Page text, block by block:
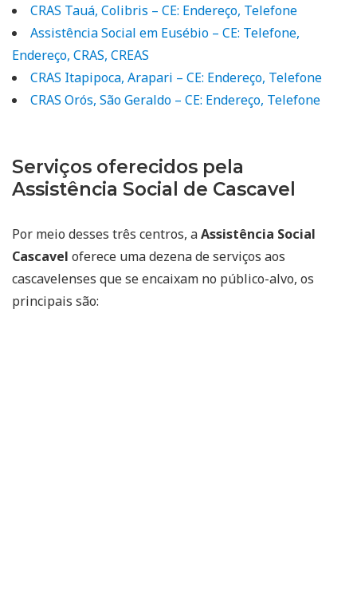
CRAS Tauá, Colibris – CE: Endereço, Telefone
Assistência Social em Eusébio – CE: Telefone,
Endereço, CRAS, CREAS
CRAS Itapipoca, Arapari – CE: Endereço, Telefone
CRAS Orós, São Geraldo – CE: Endereço, Telefone
Serviços oferecidos pela
Assistência Social de Cascavel
Por meio desses três centros, aAssistência Social
Cascavel oferece uma dezena de serviços aos
cascavelenses que se encaixam no público-alvo, os
principais são: